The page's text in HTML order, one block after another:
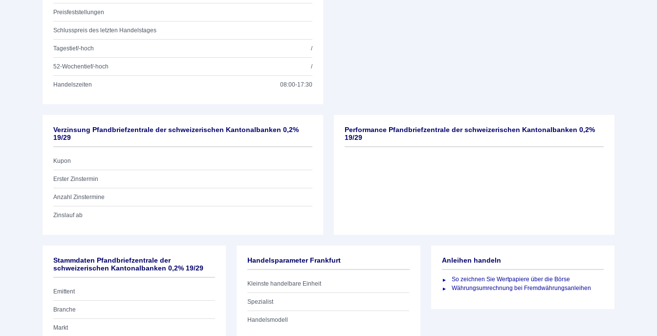
Preisfeststellungen
Schlusspreis des letzten Handelstages
Tagestief/-hoch /
52-Wochentief/-hoch /
Handelszeiten 08:00-17:30
Verzinsung Pfandbriefzentrale der schweizerischen Kantonalbanken 0,2%
19/29
Kupon
Erster Zinstermin
Anzahl Zinstermine
Zinslauf ab
Performance Pfandbriefzentrale der schweizerischen Kantonalbanken 0,2%
19/29
Stammdaten Pfandbriefzentrale der
schweizerischen Kantonalbanken 0,2% 19/29
Emittent
Branche
Markt
Handelsparameter Frankfurt
Kleinste handelbare Einheit
Spezialist
Handelsmodell
Anleihen handeln
So zeichnen Sie Wertpapiere über die Börse
Währungsumrechnung bei Fremdwährungsanleihen